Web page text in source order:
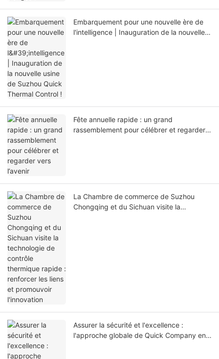
Embarquement pour une nouvelle ère de
l'intelligence | Inauguration de la nouvelle
Fête annuelle rapide : un grand
rassemblement pour célébrer et regarder
La Chambre de commerce de Suzhou
Chongqing et du Sichuan visite la
Assurer la sécurité et l'excellence :
l'approche globale de Quick Company en